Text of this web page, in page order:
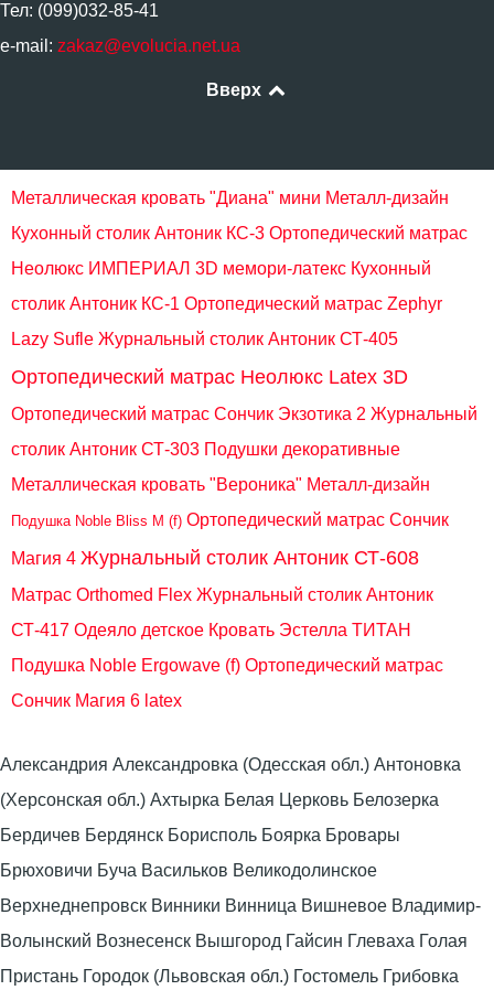
Тел: (099)032-85-41
e-mail: zakaz@evolucia.net.ua
Вверх
Металлическая кровать "Диана" мини Металл-дизайн
Кухонный столик Антоник КС-3 Ортопедический матрас
Неолюкс ИМПЕРИАЛ 3D мемори-латекс Кухонный
столик Антоник КС-1 Ортопедический матрас Zephyr
Lazy Sufle Журнальный столик Антоник СТ-405
Ортопедический матрас Неолюкс Latex 3D
Ортопедический матрас Сончик Экзотика 2 Журнальный
столик Антоник СТ-303 Подушки декоративные
Металлическая кровать "Вероника" Металл-дизайн
Подушка Noble Bliss M (f) Ортопедический матрас Сончик
Магия 4 Журнальный столик Антоник СТ-608
Матрас Orthomed Flex Журнальный столик Антоник
СТ-417 Одеяло детское Кровать Эстелла ТИТАН
Подушка Noble Ergowave (f) Ортопедический матрас
Сончик Магия 6 latex
Александрия Александровка (Одесская обл.) Антоновка
(Херсонская обл.) Ахтырка Белая Церковь Белозерка
Бердичев Бердянск Борисполь Боярка Бровары
Брюховичи Буча Васильков Великодолинское
Верхнеднепровск Винники Винница Вишневое Владимир-
Волынский Вознесенск Вышгород Гайсин Глеваха Голая
Пристань Городок (Львовская обл.) Гостомель Грибовка